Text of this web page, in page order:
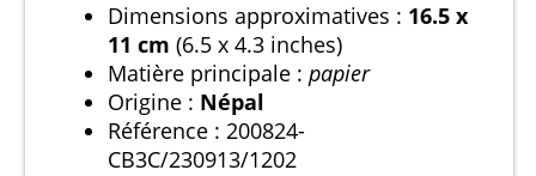
Dimensions approximatives : 16.5 x
11 cm (6.5 x 4.3 inches)
Matière principale : papier
Origine : Népal
Référence : 200824-
CB3C/230913/1202